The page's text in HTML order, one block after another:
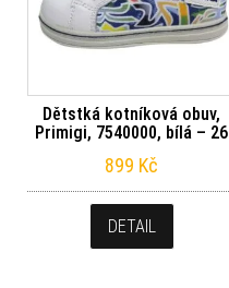
Dětstká kotníková obuv,
Primigi, 7540000, bílá – 26
899 Kč
DETAIL